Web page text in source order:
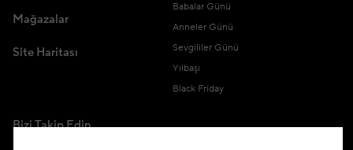
Mağazalar
Site Haritası
Babalar Günü
Anneler Günü
Sevgililer Günü
Yılbaşı
Black Friday
Bizi Takip Edin